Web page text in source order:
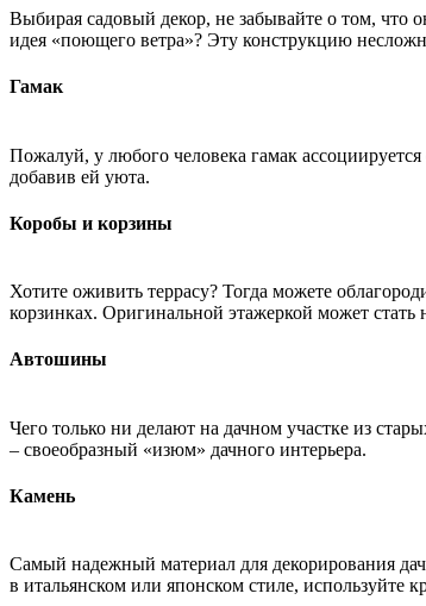
Выбирая садовый декор, не забывайте o том, что
идея «поющего ветра»? Эту конструкцию
Гамак
Пожалуй, у любого человека гамак
добавив ей уюта.
Коробы и корзины
Хотите оживить террасу? Тогда можете
корзинках. Оригинальной этажеркой может стать
Автошины
Чего только ни делают на дачном участке из
– своеобразный «изюм» дачного интерьера.
Камень
Самый надежный материал для декорирования
в итальянском или японском стиле,